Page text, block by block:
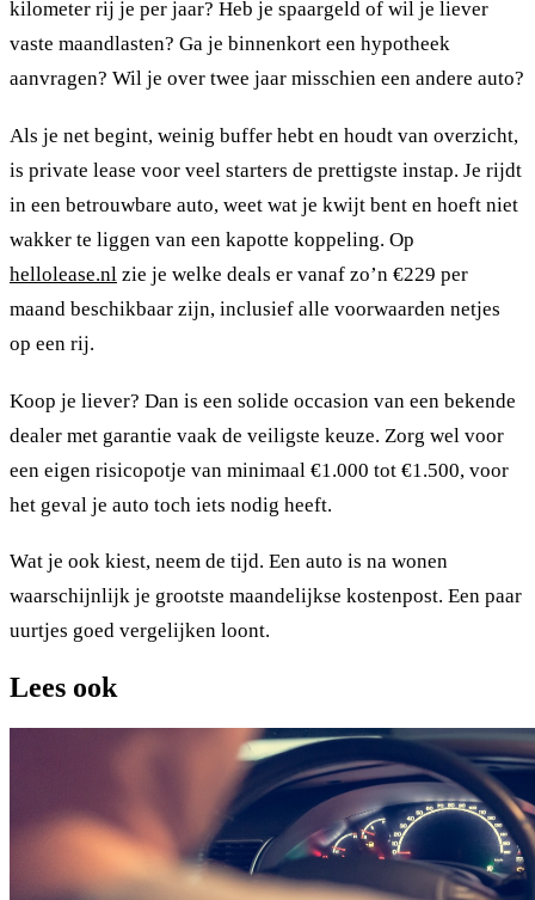
kilometer rij je per jaar? Heb je spaargeld of wil je liever
vaste maandlasten? Ga je binnenkort een hypotheek
aanvragen? Wil je over twee jaar misschien een andere auto?
Als je net begint, weinig buffer hebt en houdt van overzicht,
is private lease voor veel starters de prettigste instap. Je rijdt
in een betrouwbare auto, weet wat je kwijt bent en hoeft niet
wakker te liggen van een kapotte koppeling. Op
hellolease.nl zie je welke deals er vanaf zo’n €229 per
maand beschikbaar zijn, inclusief alle voorwaarden netjes
op een rij.
Koop je liever? Dan is een solide occasion van een bekende
dealer met garantie vaak de veiligste keuze. Zorg wel voor
een eigen risicopotje van minimaal €1.000 tot €1.500, voor
het geval je auto toch iets nodig heeft.
Wat je ook kiest, neem de tijd. Een auto is na wonen
waarschijnlijk je grootste maandelijkse kostenpost. Een paar
uurtjes goed vergelijken loont.
Lees ook